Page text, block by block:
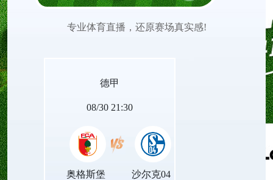
专业体育直播，还原赛场真实感!
德甲
08/30 21:30
奥格斯堡 沙尔克04